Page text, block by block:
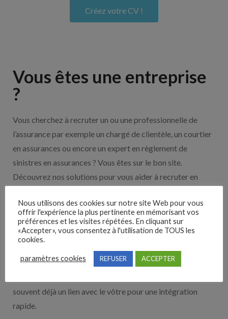
Créez votre CV !
Vous êtes une entreprise
?
Vous cherchez à recruter un ou une professionnelle de
l’assurance par exemple un chargé de clientèle, un courtier
en assurances ou encore un expert en règlement de
sinistres en assurances ? Vous êtes sur le bon site.
Découvrez nos solutions pour vous aider à recruter en
Nos solutions entreprises
Découvrez nos partenaires ! Moteurs de recherches,
multidiffuseurs, sites payant… nombreux sont nos
souvent déjà un lien avec le vôtre pour une intégration
rapide.
Nous utilisons des cookies sur notre site Web pour vous
offrir l'expérience la plus pertinente en mémorisant vos
préférences et les visites répétées. En cliquant sur
«Accepter», vous consentez à l'utilisation de TOUS les
cookies.
paramètres cookies REFUSER ACCEPTER